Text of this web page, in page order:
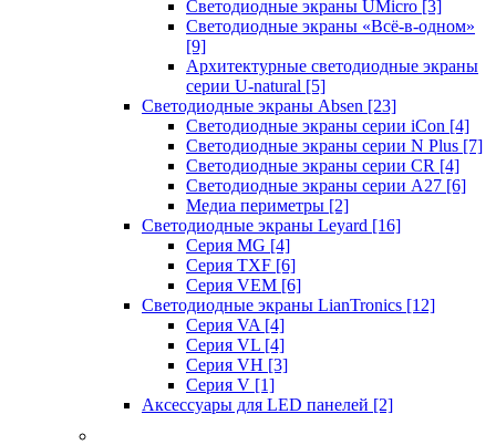
Светодиодные экраны UMicro [3]
Светодиодные экраны «Всё-в-одном»
[9]
Архитектурные светодиодные экраны
серии U-natural [5]
Светодиодные экраны Absen [23]
Светодиодные экраны серии iCon [4]
Светодиодные экраны серии N Plus [7]
Светодиодные экраны серии CR [4]
Светодиодные экраны серии А27 [6]
Медиа периметры [2]
Светодиодные экраны Leyard [16]
Серия MG [4]
Серия TXF [6]
Серия VEM [6]
Светодиодные экраны LianTronics [12]
Серия VA [4]
Серия VL [4]
Серия VH [3]
Серия V [1]
Аксессуары для LED панелей [2]